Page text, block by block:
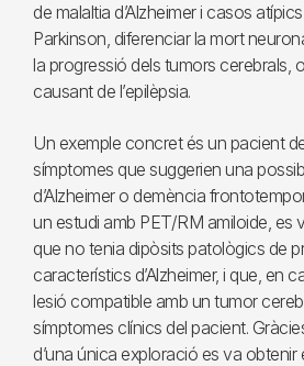
de malaltia d’Alzheimer i casos
Parkinson, diferenciar la mort
la progressió dels tumors cerebrals,
causant de l’epilèpsia.
Un exemple concret és un pacient
símptomes que suggerien una
d’Alzheimer o demència
un estudi amb PET/RM amiloide, es
que no tenia dipòsits patològics de
característics d’Alzheimer, i que, en
lesió compatible amb un tumor
símptomes clínics del pacient.
d’una única exploració es va